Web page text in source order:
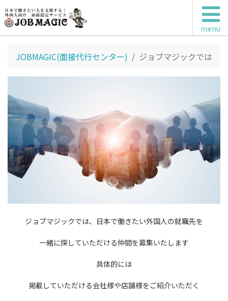
menu
JOBMAGIC(面接代行センター) ジョブマジックでは
ジョブマジックでは、日本で働きたい外国人の就職先を
一緒に探していただける仲間を募集いたします
具体的には
掲載していただける会社様や店舗様をご紹介いただく